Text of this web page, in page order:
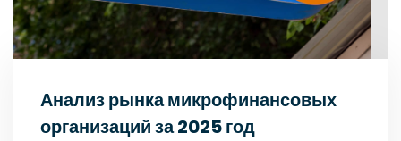
Анализ рынка микрофинансовых
организаций за 2025 год